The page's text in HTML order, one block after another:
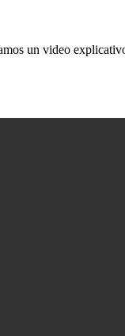
un video